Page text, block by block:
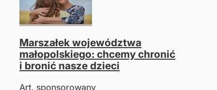
Marszałek województwa
małopolskiego: chcemy chronić
i bronić nasze dzieci
Art. sponsorowany